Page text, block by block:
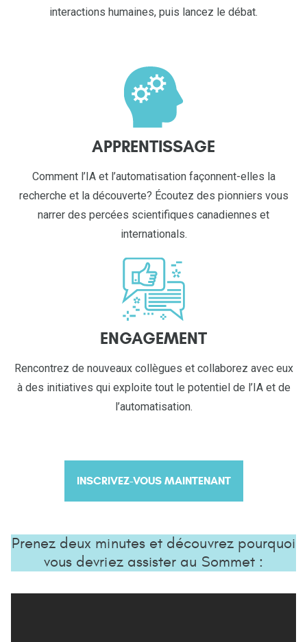
interactions humaines, puis lancez le débat.
APPRENTISSAGE
Comment l’IA et l’automatisation façonnent-elles la
recherche et la découverte? Écoutez des pionniers vous
narrer des percées scientifiques canadiennes et
internationals.
ENGAGEMENT
Rencontrez de nouveaux collègues et collaborez avec eux
à des initiatives qui exploite tout le potentiel de l’IA et de
l’automatisation.
INSCRIVEZ-VOUS MAINTENANT
Prenez deux minutes et découvrez pourquoi
vous devriez assister au Sommet :